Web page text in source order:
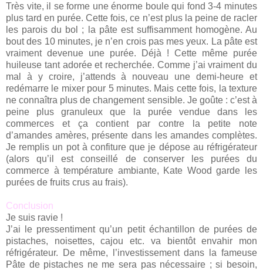
Très vite, il se forme une énorme boule qui fond 3-4 minutes
plus tard en purée. Cette fois, ce n’est plus la peine de racler
les parois du bol ; la pâte est suffisamment homogène. Au
bout des 10 minutes, je n’en crois pas mes yeux. La pâte est
vraiment devenue une purée. Déjà ! Cette même purée
huileuse tant adorée et recherchée. Comme j’ai vraiment du
mal à y croire, j’attends à nouveau une demi-heure et
redémarre le mixer pour 5 minutes. Mais cette fois, la texture
ne connaîtra plus de changement sensible. Je goûte : c’est à
peine plus granuleux que la purée vendue dans les
commerces et ça contient par contre la petite note
d’amandes amères, présente dans les amandes complètes.
Je remplis un pot à confiture que je dépose au réfrigérateur
(alors qu’il est conseillé de conserver les purées du
commerce à température ambiante, Kate Wood garde les
purées de fruits crus au frais).
Conclusion
Je suis ravie !
J’ai le pressentiment qu’un petit échantillon de purées de
pistaches, noisettes, cajou etc. va bientôt envahir mon
réfrigérateur. De même, l’investissement dans la fameuse
Pâte de pistaches ne me sera pas nécessaire ; si besoin,